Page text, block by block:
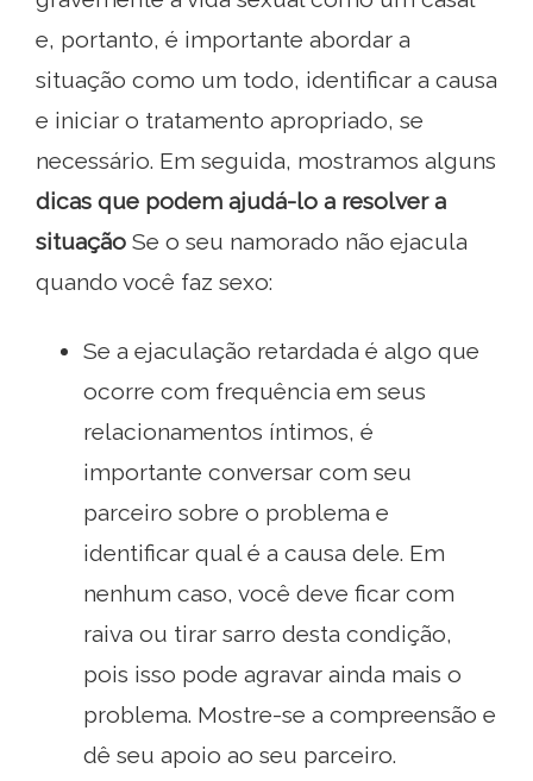
e, portanto, é importante abordar a
situação como um todo, identificar a causa
e iniciar o tratamento apropriado, se
necessário. Em seguida, mostramos alguns
dicas que podem ajudá-lo a resolver a
situação Se o seu namorado não ejacula
quando você faz sexo:
Se a ejaculação retardada é algo que
ocorre com frequência em seus
relacionamentos íntimos, é
importante conversar com seu
parceiro sobre o problema e
identificar qual é a causa dele. Em
nenhum caso, você deve ficar com
raiva ou tirar sarro desta condição,
pois isso pode agravar ainda mais o
problema. Mostre-se a compreensão e
dê seu apoio ao seu parceiro.